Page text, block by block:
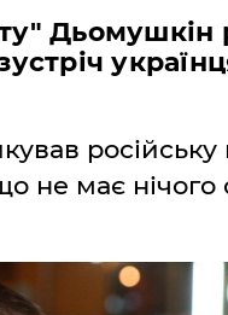
Дьомушкін
російську
не має нічого